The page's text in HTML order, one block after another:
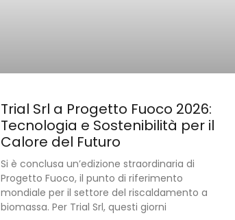
Trial Srl a Progetto Fuoco 2026:
Tecnologia e Sostenibilità per il
Calore del Futuro
Si è conclusa un’edizione straordinaria di
Progetto Fuoco, il punto di riferimento
mondiale per il settore del riscaldamento a
biomassa. Per Trial Srl, questi giorni